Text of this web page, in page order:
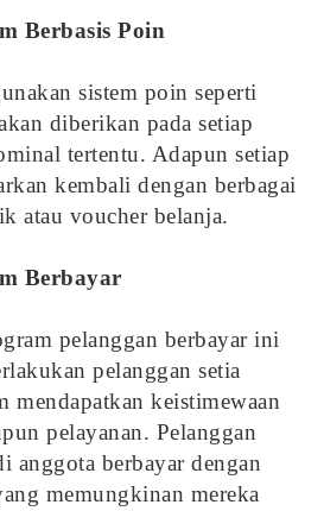
Berbasis Poin
sistem poin seperti
diberikan pada setiap
tertentu. Adapun setiap
kembali dengan berbagai
atau voucher belanja.
Berbayar
pelanggan berbayar ini
pelanggan setia
mendapatkan keistimewaan
pelayanan. Pelanggan
anggota berbayar dengan
memungkinan mereka